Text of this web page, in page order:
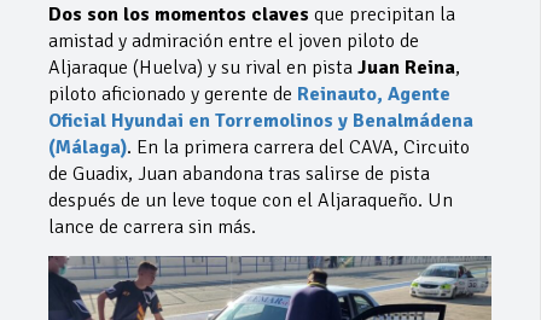
Dos son los momentos claves que precipitan la
amistad y admiración entre el joven piloto de
Aljaraque (Huelva) y su rival en pista Juan Reina,
piloto aficionado y gerente de Reinauto, Agente
Oficial Hyundai en Torremolinos y Benalmádena
(Málaga). En la primera carrera del CAVA, Circuito
de Guadix, Juan abandona tras salirse de pista
después de un leve toque con el Aljaraqueño. Un
lance de carrera sin más.